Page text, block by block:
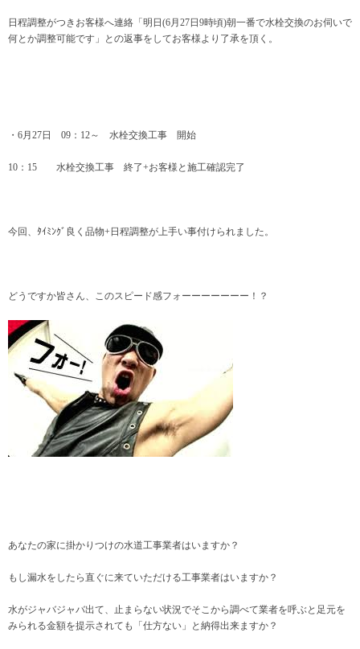
日程調整がつきお客様へ連絡「明日(6月27日9時頃)朝一番で水栓交換のお伺いで
何とか調整可能です」との返事をしてお客様より了承を頂く。
・6月27日 09：12～ 水栓交換工事 開始
10：15 水栓交換工事 終了+お客様と施工確認完了
今回、ﾀｲﾐﾝｸﾞ良く品物+日程調整が上手い事付けられました。
どうですか皆さん、このスピード感フォーーーーーーー！？
あなたの家に掛かりつけの水道工事業者はいますか？
もし漏水をしたら直ぐに来ていただける工事業者はいますか？
水がジャバジャバ出て、止まらない状況でそこから調べて業者を呼ぶと足元を
みられる金額を提示されても「仕方ない」と納得出来ますか？